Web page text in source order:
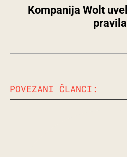
Kompanija Wolt
POVEZANI ČLANCI: